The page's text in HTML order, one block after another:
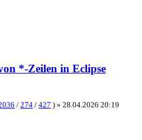
*-Zeilen in Eclipse
/ 274 / 427 ) » 28.04.2026 20:19